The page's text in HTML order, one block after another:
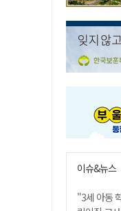
이슈&뉴스
"3세 아동